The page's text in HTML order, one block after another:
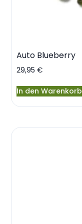
Auto Blueberry
29,95€
In den Warenkorb